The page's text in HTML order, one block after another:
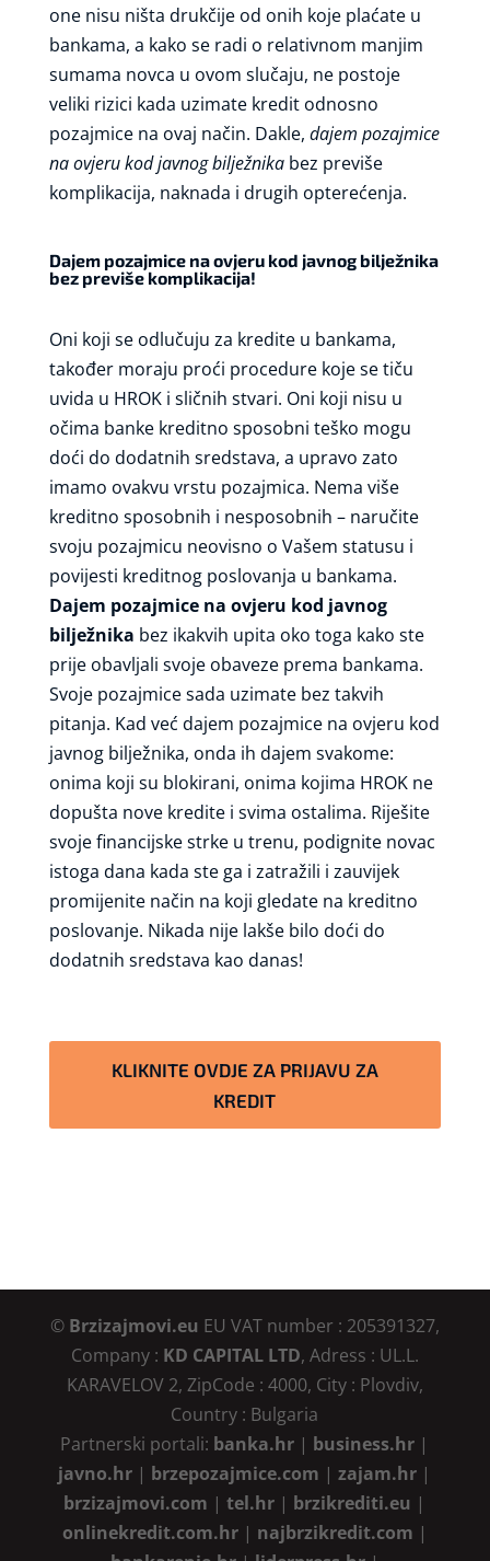
one nisu ništa drukčije od onih koje plaćate u
bankama, a kako se radi o relativnom manjim
sumama novca u ovom slučaju, ne postoje
veliki rizici kada uzimate kredit odnosno
pozajmice na ovaj način. Dakle, dajem pozajmice
na ovjeru kod javnog bilježnikabez previše
komplikacija, naknada i drugih opterećenja.
Dajem pozajmice na ovjeru kod javnog bilježnika
bez previše komplikacija!
Oni koji se odlučuju za kredite u bankama,
također moraju proći procedure koje se tiču
uvida u HROK i sličnih stvari. Oni koji nisu u
očima banke kreditno sposobni teško mogu
doći do dodatnih sredstava, a upravo zato
imamo ovakvu vrstu pozajmica. Nema više
kreditno sposobnih i nesposobnih – naručite
svoju pozajmicu neovisno o Vašem statusu i
povijesti kreditnog poslovanja u bankama.
Dajem pozajmice na ovjeru kod javnog
bilježnika bez ikakvih upita oko toga kako ste
prije obavljali svoje obaveze prema bankama.
Svoje pozajmice sada uzimate bez takvih
pitanja. Kad već dajem pozajmice na ovjeru kod
javnog bilježnika, onda ih dajem svakome:
onima koji su blokirani, onima kojima HROK ne
dopušta nove kredite i svima ostalima. Riješite
svoje financijske strke u trenu, podignite novac
istoga dana kada ste ga i zatražili i zauvijek
promijenite način na koji gledate na kreditno
poslovanje. Nikada nije lakše bilo doći do
dodatnih sredstava kao danas!
KLIKNITE OVDJE ZA PRIJAVU ZA
KREDIT
© Brzizajmovi.eu EU VAT number : 205391327,
Company : KD CAPITAL LTD, Adress : UL.L.
KARAVELOV 2, ZipCode : 4000, City : Plovdiv,
Country : Bulgaria
Partnerski portali: banka.hr | business.hr |
javno.hr | brzepozajmice.com |zajam.hr |
brzizajmovi.com |tel.hr | brzikrediti.eu |
onlinekredit.com.hr| najbrzikredit.com |